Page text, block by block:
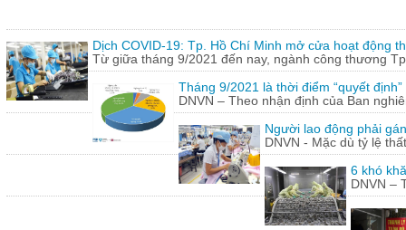
Dịch COVID-19: Tp. Hồ Chí Minh mở cửa hoạt động
Từ giữa tháng 9/2021 đến nay, ngành công thương
Tháng 9/2021 là thời điểm “quyết
DNVN – Theo nhận định của Ban
Người lao động phải
DNVN - Mặc dù tỷ lệ
6 khó
DNVN –